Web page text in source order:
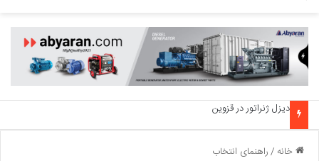
دیزل ژنراتور در قزوین
خانه /راهنمای انتخاب